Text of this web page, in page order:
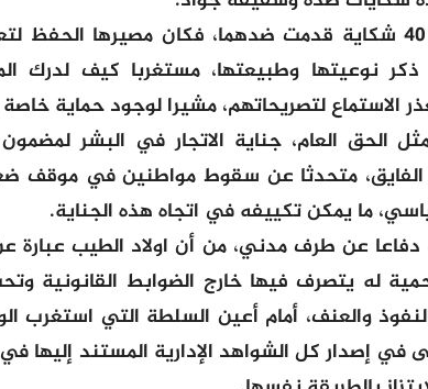
وأوضح أن أكثر من 40 شكاية قدمت ضدهما، فكان مصيرها
نوعيتها وطبيعتها، مستغربا كيف لدرك
الاستماع لتصريحاتهم، مشيرا لوجود حماية خاصة
الحق العام، جناية الاتجار في البشر
الفايق، متحدثا عن سقوط مواطنين في
ما يمكن تكييفه في اتجاه هذه الجناية.
دفاعا عن طرف مدني، من أن اولاد الطيب عبارة
له يتصرف فيها خارج الضوابط القانونية
والعنف، أمام أعين السلطة التي استغرب
إصدار كل الشواهد الإدارية المستند إليها